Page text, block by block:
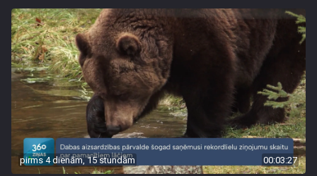
pirms 4 dienām, 15 stundām 00:03:27